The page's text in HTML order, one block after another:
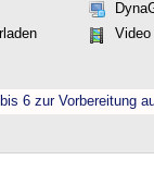
Video
6 zur Vorbereitung